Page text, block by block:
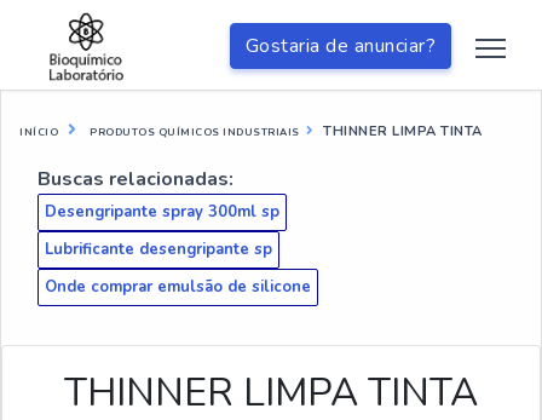
Gostaria de anunciar?
INÍCIO PRODUTOS QUÍMICOS INDUSTRIAIS THINNER LIMPA TINTA
Buscas relacionadas:
Desengripante spray 300ml sp
Lubrificante desengripante sp
Onde comprar emulsão de silicone
THINNER LIMPA TINTA